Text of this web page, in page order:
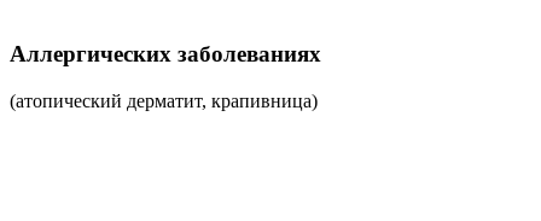
Аллергических заболеваниях
(атопический дерматит, крапивница)